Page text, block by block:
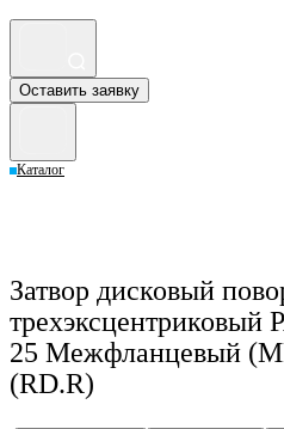
Оставить заявку
Каталог
Затвор дисковый
трехэксцентриковый
25 Межфланцевый
(RD.R)